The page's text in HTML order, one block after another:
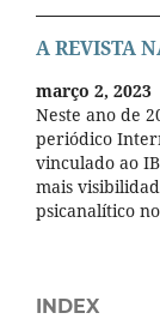
A REVISTA
março 2, 2023
Neste ano de
periódico
vinculado ao
mais
psicanalítico
INDEX